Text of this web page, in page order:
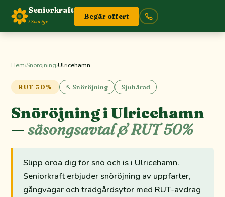
Seniorkraft
i Sverige
Begär offert
Hem›Snöröjning›Ulricehamn
RUT 50% ↖ Snöröjning Sjuhärad
Snöröjning i Ulricehamn
—säsongsavtal & RUT 50%
Slipp oroa dig för snö och is i Ulricehamn.
Seniorkraft erbjuder snöröjning av uppfarter,
gångvägar och trädgårdsytor med RUT-avdrag